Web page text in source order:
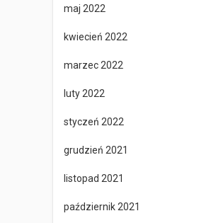
maj 2022
kwiecień 2022
marzec 2022
luty 2022
styczeń 2022
grudzień 2021
listopad 2021
październik 2021